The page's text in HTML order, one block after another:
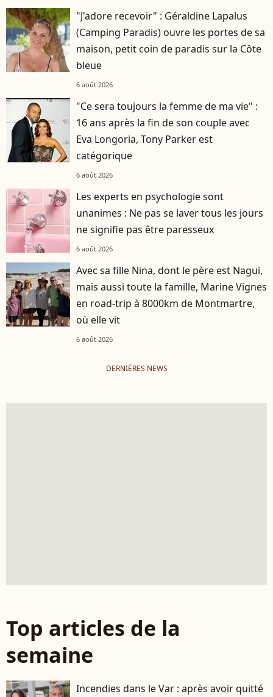
"J'adore recevoir" : Géraldine Lapalus
(Camping Paradis) ouvre les portes de sa
maison, petit coin de paradis sur la Côte
bleue
6 août 2026
"Ce sera toujours la femme de ma vie" :
16 ans après la fin de son couple avec
Eva Longoria, Tony Parker est
catégorique
6 août 2026
Les experts en psychologie sont
unanimes : Ne pas se laver tous les jours
ne signifie pas être paresseux
6 août 2026
Avec sa fille Nina, dont le père est Nagui,
mais aussi toute la famille, Marine Vignes
en road-trip à 8000km de Montmartre,
où elle vit
6 août 2026
DERNIÈRES NEWS
Top articles de la
semaine
Incendies dans le Var : après avoir quitté